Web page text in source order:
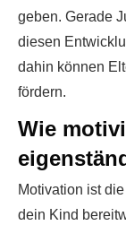
geben. Gerade
diesen
dahin können
fördern.
Wie
Motivation ist
dein Kind